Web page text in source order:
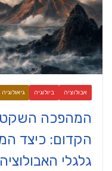
אבולוציה ביולוגיה גיאולוגיה
המהפכה
הקדום: כיצד
גלגלי האבולוציה